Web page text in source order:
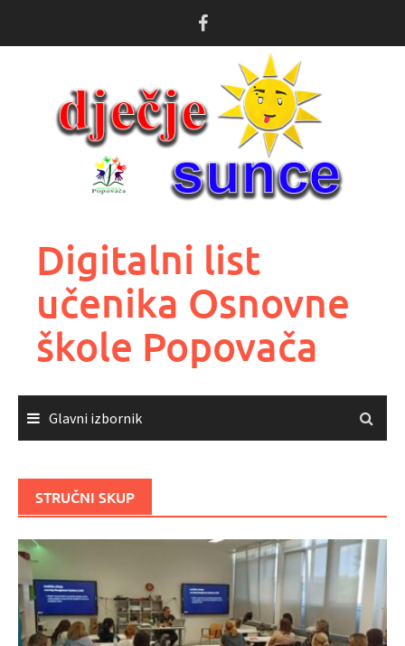
Digitalni list
učenika Osnovne
škole Popovača
Glavni izbornik
STRUČNI SKUP